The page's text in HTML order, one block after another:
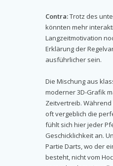
Contra:Trotz des
könnten mehr
Langzeitmotivation
Erklärung der
ausführlicher sein.
Die Mischung aus
moderner 3D-Grafik
Zeitvertreib.
oft vergeblich die
fühlt sich hier jeder
Geschicklichkeit an.
Partie Darts, wo der
besteht, nicht vom